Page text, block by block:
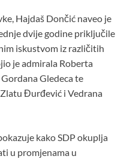
Hajdaš Dončić naveo je
dvije godine priključile
iskustvom iz različitih
je admirala Roberta
Gledeca te
Đurđević i Vedrana
kako SDP okuplja
u promjenama u